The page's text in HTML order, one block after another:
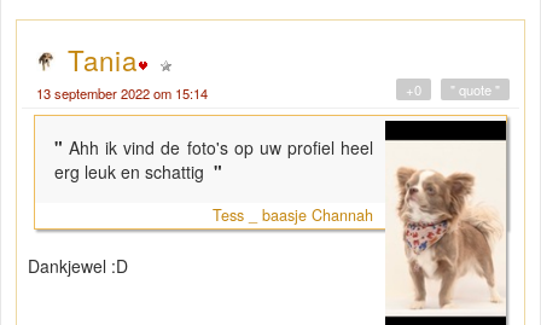
Tania
13 september 2022 om 15:14 " quote "
+0
"Ahh ik vind de foto's op uw profiel heel
erg leuk en schattig "
Tess _ baasje Channah
Dankjewel :D